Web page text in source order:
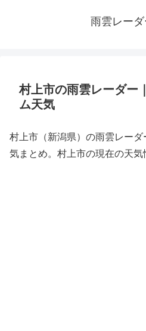
雨雲レー
村上市の雨雲レーダー
ム天気
村上市（新潟県）の雨雲レー
気まとめ。村上市の現在の天気